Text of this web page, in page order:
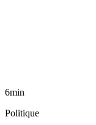
6min
Politique